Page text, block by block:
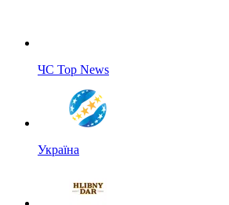
ЧС Top News
Україна